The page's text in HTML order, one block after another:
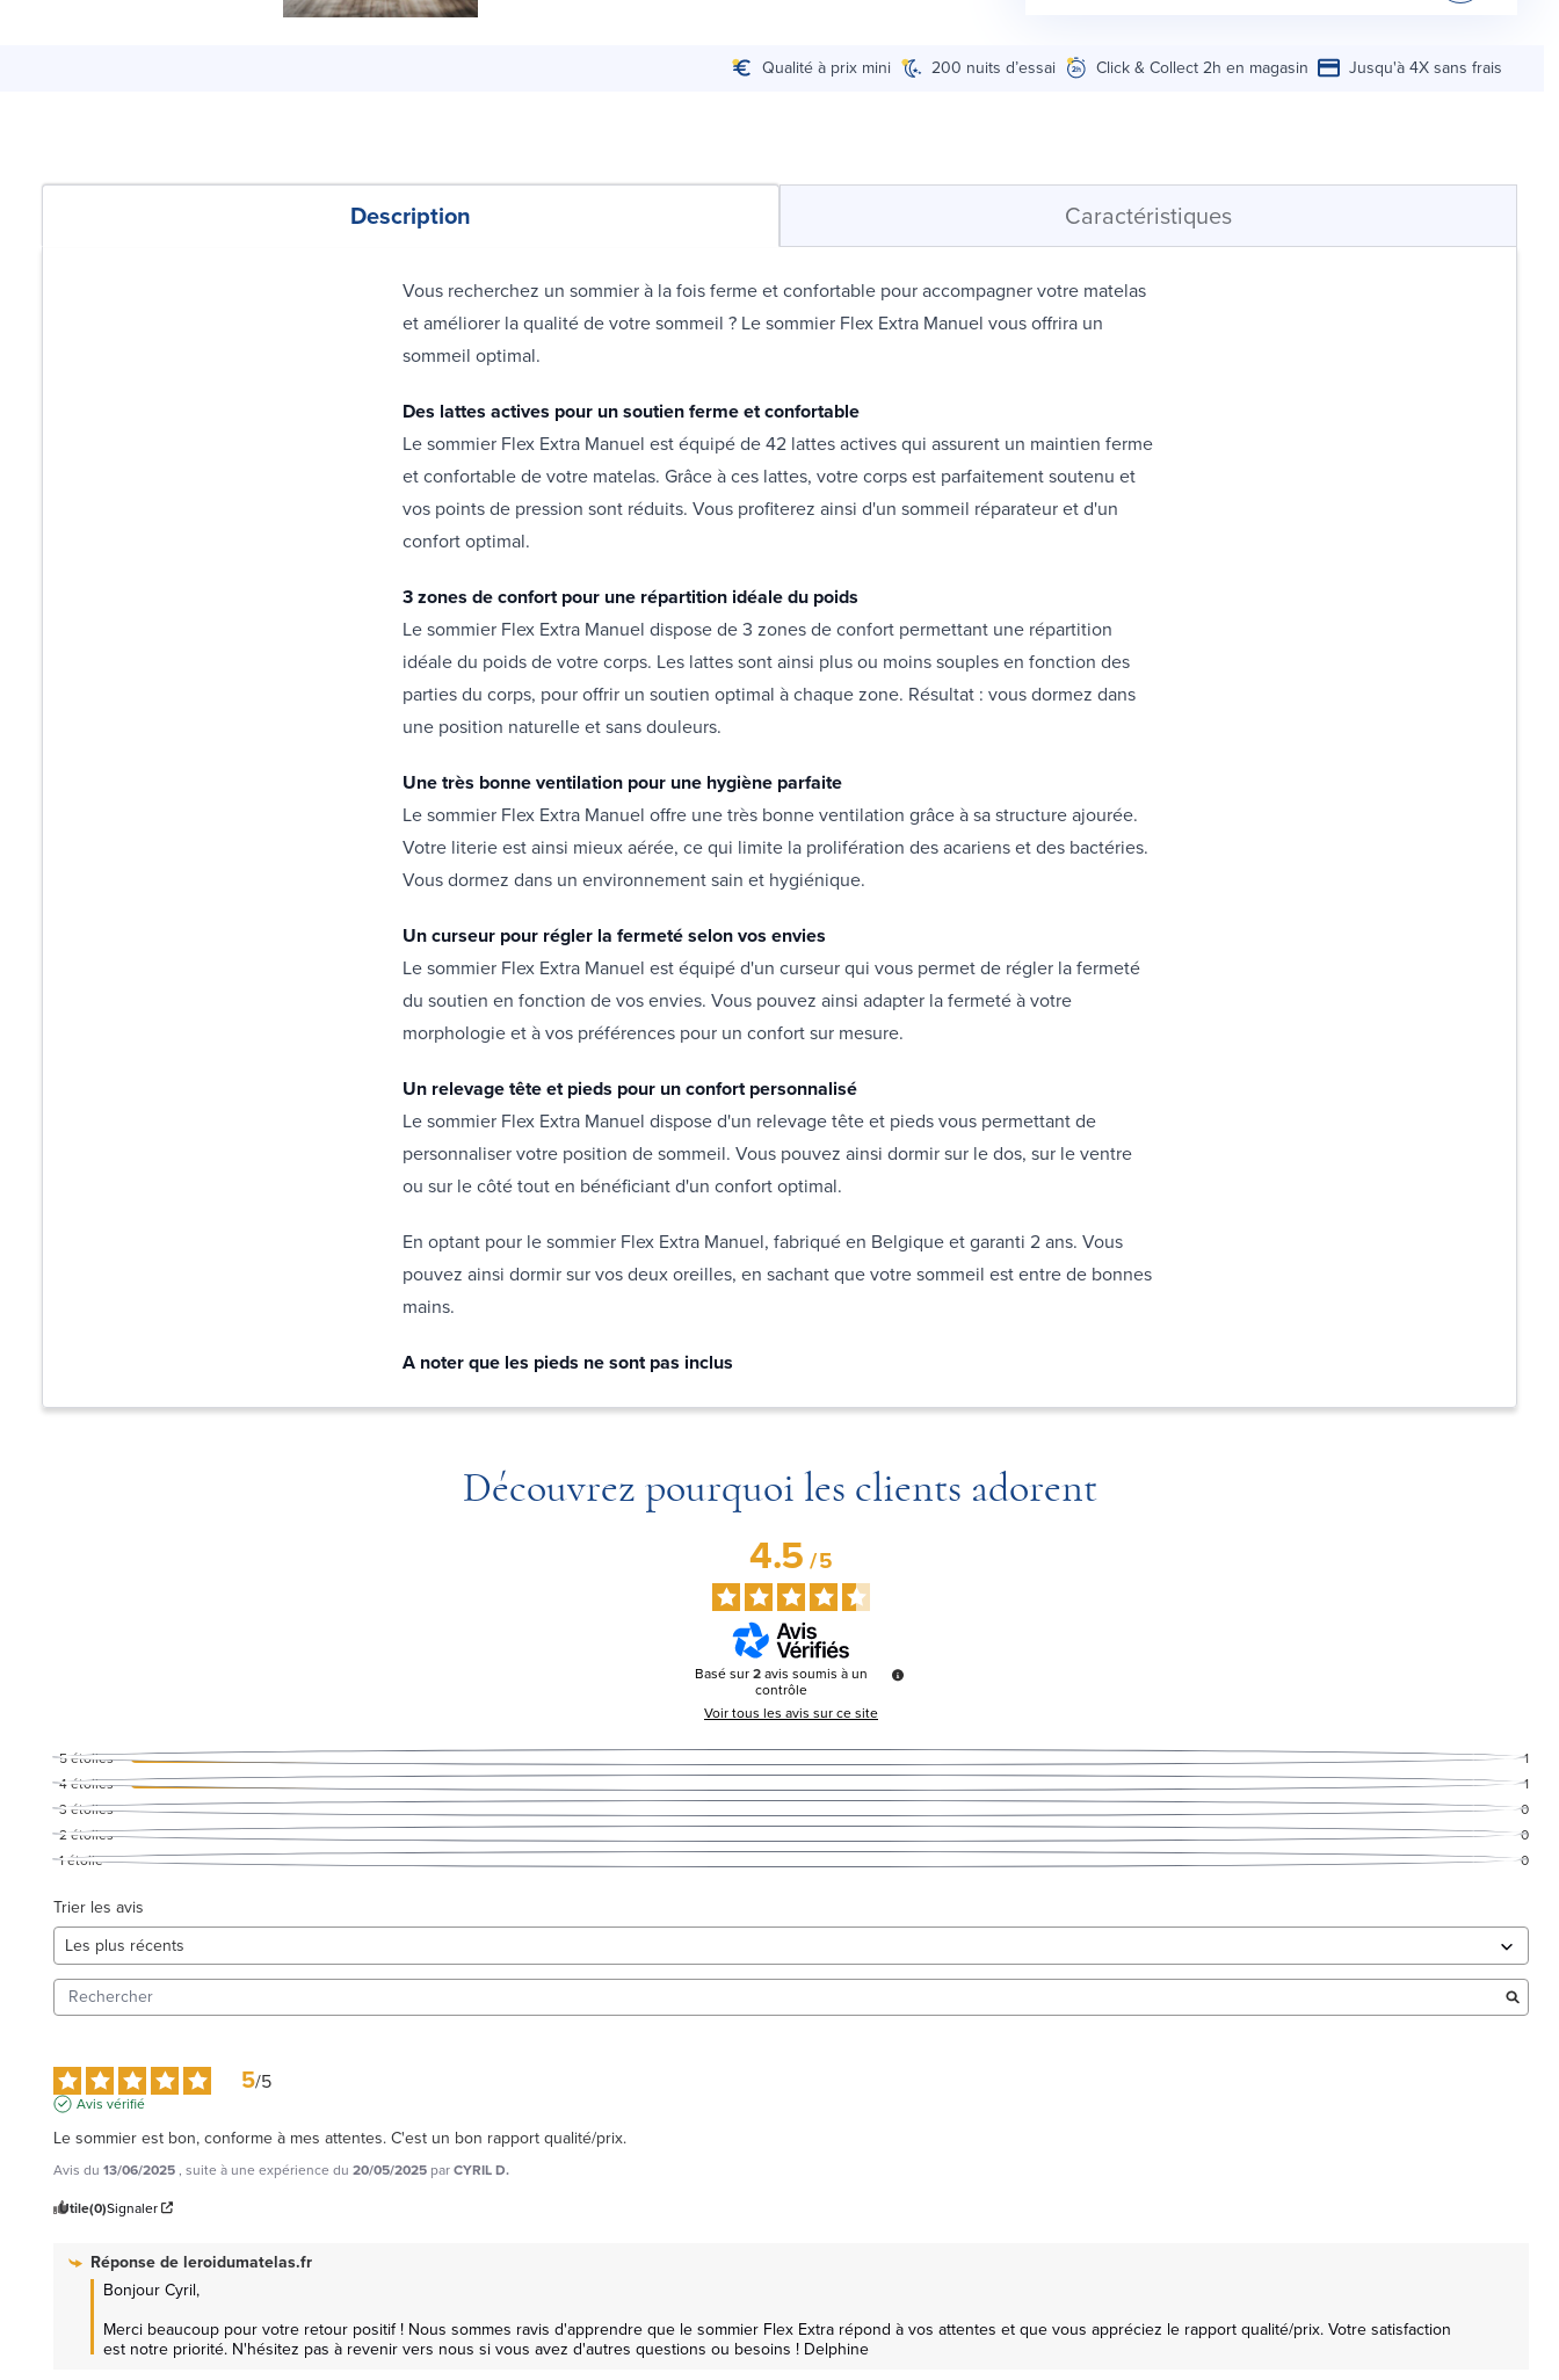
Qualité à prix mini 200 nuits d’essai Click & Collect 2h en magasin Jusqu'à 4X sans frais
Description Caractéristiques
Vous recherchez un sommier à la fois ferme et confortable pour accompagner votre matelas
et améliorer la qualité de votre sommeil ? Le sommier Flex Extra Manuel vous offrira un
sommeil optimal.
Des lattes actives pour un soutien ferme et confortable
Le sommier Flex Extra Manuel est équipé de 42 lattes actives qui assurent un maintien ferme
et confortable de votre matelas. Grâce à ces lattes, votre corps est parfaitement soutenu et
vos points de pression sont réduits. Vous profiterez ainsi d'un sommeil réparateur et d'un
confort optimal.
3 zones de confort pour une répartition idéale du poids
Le sommier Flex Extra Manuel dispose de 3 zones de confort permettant une répartition
idéale du poids de votre corps. Les lattes sont ainsi plus ou moins souples en fonction des
parties du corps, pour offrir un soutien optimal à chaque zone. Résultat : vous dormez dans
une position naturelle et sans douleurs.
Une très bonne ventilation pour une hygiène parfaite
Le sommier Flex Extra Manuel offre une très bonne ventilation grâce à sa structure ajourée.
Votre literie est ainsi mieux aérée, ce qui limite la prolifération des acariens et des bactéries.
Vous dormez dans un environnement sain et hygiénique.
Un curseur pour régler la fermeté selon vos envies
Le sommier Flex Extra Manuel est équipé d'un curseur qui vous permet de régler la fermeté
du soutien en fonction de vos envies. Vous pouvez ainsi adapter la fermeté à votre
morphologie et à vos préférences pour un confort sur mesure.
Un relevage tête et pieds pour un confort personnalisé
Le sommier Flex Extra Manuel dispose d'un relevage tête et pieds vous permettant de
personnaliser votre position de sommeil. Vous pouvez ainsi dormir sur le dos, sur le ventre
ou sur le côté tout en bénéficiant d'un confort optimal.
En optant pour le sommier Flex Extra Manuel, fabriqué en Belgique et garanti 2 ans. Vous
pouvez ainsi dormir sur vos deux oreilles, en sachant que votre sommeil est entre de bonnes
mains.
A noter que les pieds ne sont pas inclus
Découvrez pourquoi les clients adorent
4.5/5
Basé sur2avis soumis à un
contrôle
Voir tous les avis sur ce site
5étoiles
1
4étoiles
1
3 étoiles
0
2étoiles
0
1étoile 0
Trier les avis
5/5
Avis vérifié
Le sommier est bon, conforme à mes attentes. C'est un bon rapport qualité/prix.
Avis du 13/06/2025, suite à une expérience du 20/05/2025 parCYRIL D.
Utile(0)Signaler
Réponse deleroidumatelas.fr
Bonjour Cyril,
Merci beaucoup pour votre retour positif ! Nous sommes ravis d'apprendre que le sommier Flex Extra répond à vos attentes et que vous appréciez le rapport qualité/prix. Votre satisfaction
est notre priorité. N'hésitez pas à revenir vers nous si vous avez d'autres questions ou besoins ! Delphine